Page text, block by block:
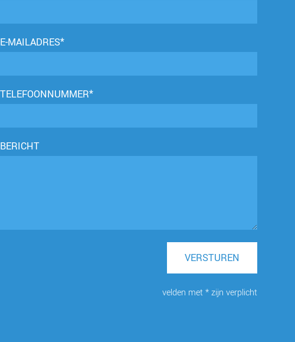
E-MAILADRES*
TELEFOONNUMMER*
BERICHT
VERSTUREN
velden met * zijn verplicht